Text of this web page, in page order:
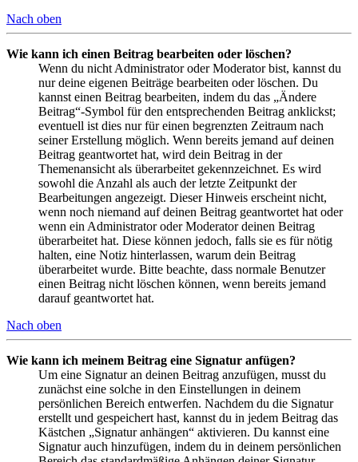
Nach oben
Wie kann ich einen Beitrag bearbeiten oder löschen?
Wenn du nicht Administrator oder Moderator bist, kannst du
nur deine eigenen Beiträge bearbeiten oder löschen. Du
kannst einen Beitrag bearbeiten, indem du das „Ändere
Beitrag“-Symbol für den entsprechenden Beitrag anklickst;
eventuell ist dies nur für einen begrenzten Zeitraum nach
seiner Erstellung möglich. Wenn bereits jemand auf deinen
Beitrag geantwortet hat, wird dein Beitrag in der
Themenansicht als überarbeitet gekennzeichnet. Es wird
sowohl die Anzahl als auch der letzte Zeitpunkt der
Bearbeitungen angezeigt. Dieser Hinweis erscheint nicht,
wenn noch niemand auf deinen Beitrag geantwortet hat oder
wenn ein Administrator oder Moderator deinen Beitrag
überarbeitet hat. Diese können jedoch, falls sie es für nötig
halten, eine Notiz hinterlassen, warum dein Beitrag
überarbeitet wurde. Bitte beachte, dass normale Benutzer
einen Beitrag nicht löschen können, wenn bereits jemand
darauf geantwortet hat.
Nach oben
Wie kann ich meinem Beitrag eine Signatur anfügen?
Um eine Signatur an deinen Beitrag anzufügen, musst du
zunächst eine solche in den Einstellungen in deinem
persönlichen Bereich entwerfen. Nachdem du die Signatur
erstellt und gespeichert hast, kannst du in jedem Beitrag das
Kästchen „Signatur anhängen“ aktivieren. Du kannst eine
Signatur auch hinzufügen, indem du in deinem persönlichen